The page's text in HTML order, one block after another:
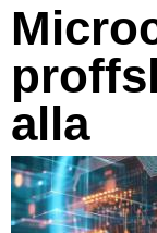
alla